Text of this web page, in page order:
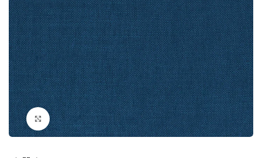
Click to enlarge